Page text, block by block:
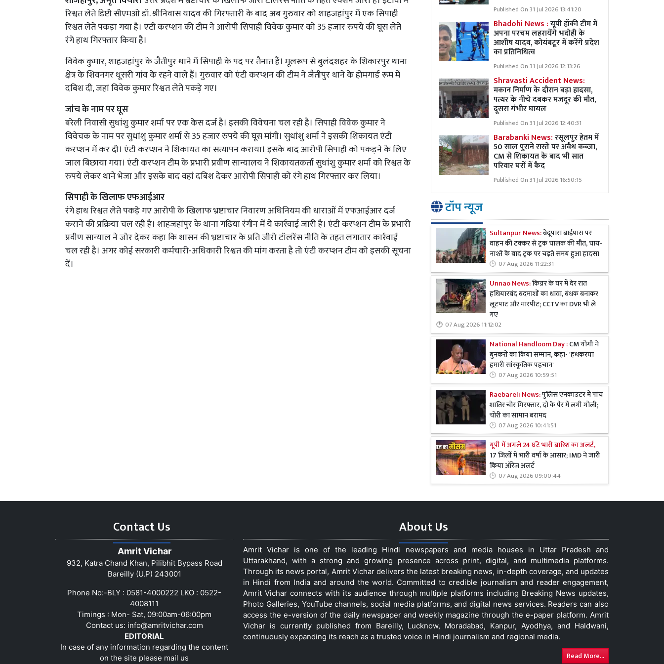
रिश्वत लेते डिप्टी सीएमओ डॉ. श्रीनिवास यादव की गिरफ्तारी के बाद अब गुरुवार को शाहजहांपुर में एक सिपाही
रिश्वत लेते पकड़ा गया है। एंटी करप्शन की टीम ने आरोपी सिपाही विवेक कुमार को 35 हजार रुपये की घूस लेते
रंगे हाथ गिरफ्तार किया है।
विवेक कुमार, शाहजहांपुर के जैतीपुर थाने में सिपाही के पद पर तैनात हैं। मूलरूप से बुलंदशहर के शिकारपुर थाना
क्षेत्र के शिवनगर धूसरी गांव के रहने वाले हैं। गुरुवार को एंटी करप्शन की टीम ने जैतीपुर थाने के होमगार्ड रूम में
दबिश दी, जहां विवेक कुमार रिश्वत लेते पकड़े गए।
जांच के नाम पर घूस
बरेली निवासी सुधांशु कुमार शर्मा पर एक केस दर्ज है। इसकी विवेचना चल रही है। सिपाही विवेक कुमार ने
विवेचक के नाम पर सुधांशु कुमार शर्मा से 35 हजार रुपये की घूस मांगी। सुधांशु शर्मा ने इसकी शिकायत एंटी
करप्शन में कर दी। एंटी करप्शन ने शिकायत का सत्यापन कराया। इसके बाद आरोपी सिपाही को पकड़ने के लिए
जाल बिछाया गया। एंटी करप्शन टीम के प्रभारी प्रवीण सान्यालय ने शिकायतकर्ता सुधांशु कुमार शर्मा को रिश्वत के
रुपये लेकर थाने भेजा और इसके बाद वहां दबिश देकर आरोपी सिपाही को रंगे हाथ गिरफ्तार कर लिया।
सिपाही के खिलाफ एफआईआर
रंगे हाथ रिश्वत लेते पकड़े गए आरोपी के खिलाफ भ्रष्टाचार निवारण अधिनियम की धाराओं में एफआईआर दर्ज
कराने की प्रक्रिया चल रही है। शाहजहांपुर के थाना गढ़िया रंगीन में ये कार्रवाई जारी है। एंटी करप्शन टीम के प्रभारी
प्रवीण सान्याल ने जोर देकर कहा कि शासन की भ्रष्टाचार के प्रति जीरो टॉलरेंस नीति के तहत लगातार कार्रवाई
चल रही है। अगर कोई सरकारी कर्मचारी-अधिकारी रिश्वत की मांग करता है तो एंटी करप्शन टीम को इसकी सूचना
दें।
Published On 31 Jul 2026 13:41:20
Bhadohi News :यूपी हॉकी टीम में
अपना परचम लहरायेंगे भदोही के
आशीष यादव, कोयंबटूर में करेंगे प्रदेश
का प्रतिनिधित्व
Published On 31 Jul 2026 12:13:26
Shravasti Accident News:
मकान निर्माण के दौरान बड़ा हादसा,
पत्थर के नीचे दबकर मजदूर की मौत,
दूसरा गंभीर घायल
Published On 31 Jul 2026 12:40:31
Barabanki News:रसूलपुर हेतम में
50 साल पुराने रास्ते पर अवैध कब्ज़ा,
CM से शिकायत के बाद भी सात
परिवार घरों में कैद
Published On 31 Jul 2026 16:50:15
टॉप न्यूज
Sultanpur News:बेदूपारा बाईपास पर
वाहन की टक्कर से ट्रक चालक की मौत, चाय-
नाश्ते के बाद ट्रक पर चढ़ते समय हुआ हादसा
07 Aug 2026 11:22:31
Unnao News:किन्नर के घर में देर रात
हथियारबंद बदमाशों का धावा, बंधक बनाकर
लूटपाट और मारपीट; CCTV का DVR भी ले
गए
07 Aug 2026 11:12:02
National Handloom Day :CM योगी ने
बुनकरों का किया सम्मान, कहा- 'हथकरघा
हमारी सांस्कृतिक पहचान'
07 Aug 2026 10:59:51
Raebareli News:पुलिस एनकाउंटर में पांच
शातिर चोर गिरफ्तार, दो के पैर में लगी गोली;
चोरी का सामान बरामद
07 Aug 2026 10:41:51
यूपी में अगले 24 घंटे भारी बारिश का अलर्ट,
17 जिलों में भारी वर्षा के आसार; IMD ने जारी
किया ऑरेंज अलर्ट
07 Aug 2026 09:00:44
Contact Us
Amrit Vichar
932, Katra Chand Khan, Pilibhit Bypass Road
Bareilly (U.P) 243001
Phone No:-BLY : 0581-4000222 LKO : 0522-
4008111
Timings : Mon- Sat, 09:00am-06:00pm
Contact us: info@amritvichar.com
EDITORIAL
In case of any information regarding the content
on the site please mail us
About Us
Amrit Vichar is one of the leading Hindi newspapers and media houses in Uttar Pradesh and
Uttarakhand, with a strong and growing presence across print, digital, and multimedia platforms.
Through its news portal, Amrit Vichar delivers the latest breaking news, in-depth coverage, and updates
in Hindi from India and around the world. Committed to credible journalism and reader engagement,
Amrit Vichar connects with its audience through multiple platforms including Breaking News updates,
Photo Galleries, YouTube channels, social media platforms, and digital news services. Readers can also
access the e-version of the daily newspaper and weekly magazine through the e-paper platform. Amrit
Vichar is currently published from Bareilly, Lucknow, Moradabad, Kanpur, Ayodhya, and Haldwani,
continuously expanding its reach as a trusted voice in Hindi journalism and regional media.
Read More...